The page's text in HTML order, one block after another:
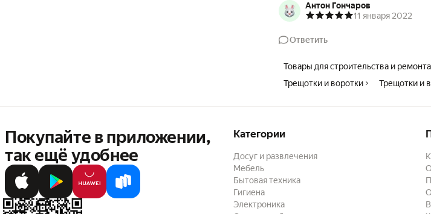
Антон Гончаров
11 января 2022
Ответить
Товары для строительства и ремонта
Трещотки и воротки
Трещотки и
Покупайте в приложении,
так ещё удобнее
Категории
Досуг и развлечения
Мебель
Бытовая техника
Гигиена
Электроника